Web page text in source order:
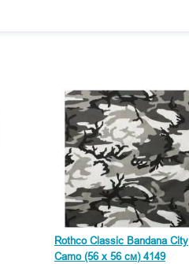
Rothco Classic Bandana City
Camo (56 x 56 см) 4149